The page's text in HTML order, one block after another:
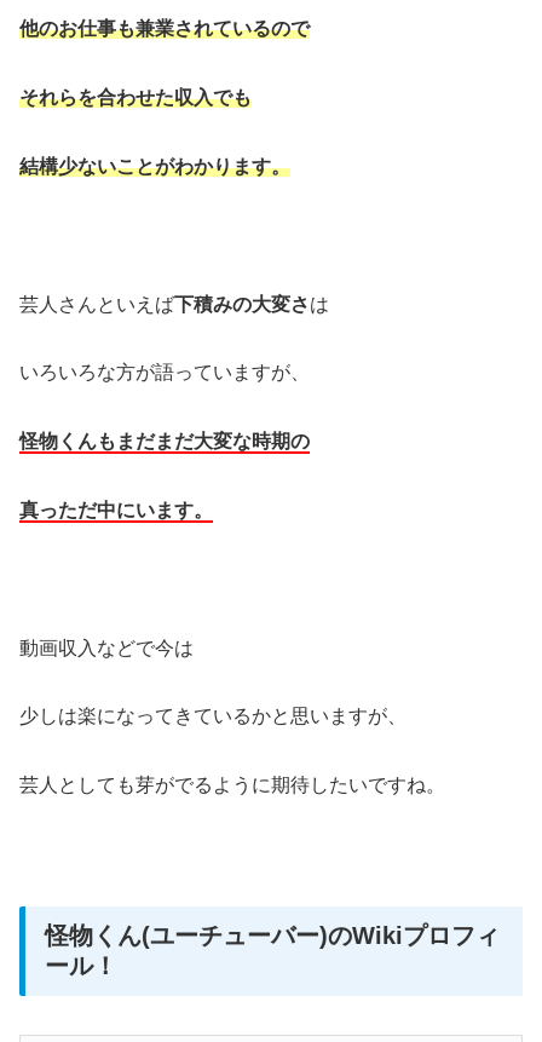
他のお仕事も兼業されているので
それらを合わせた収入でも
結構少ないことがわかります。
芸人さんといえば下積みの大変さは
いろいろな方が語っていますが、
怪物くんもまだまだ大変な時期の
真っただ中にいます。
動画収入などで今は
少しは楽になってきているかと思いますが、
芸人としても芽がでるように期待したいですね。
怪物くん(ユーチューバー)のWikiプロフィ
ール！